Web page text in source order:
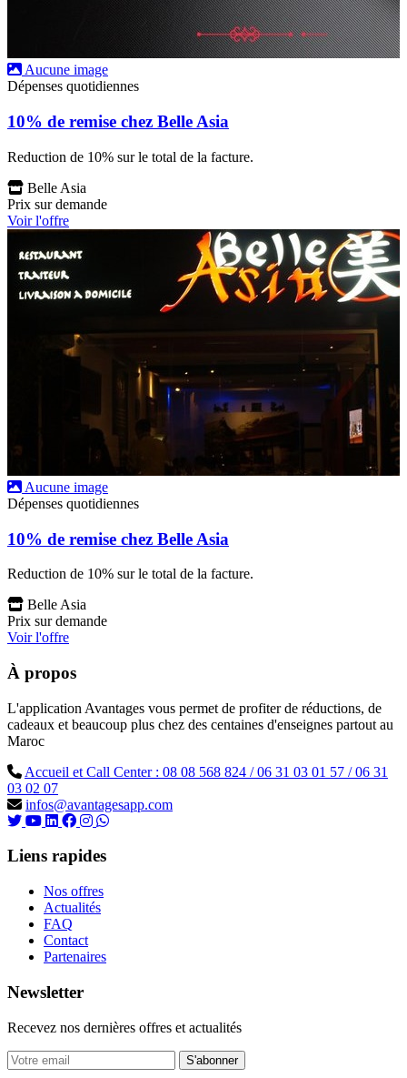
Aucune image
Dépenses quotidiennes
10% de remise chez Belle Asia
Reduction de 10% sur le total de la facture.
Belle Asia
Prix sur demande
Voir l'offre
Aucune image
Dépenses quotidiennes
10% de remise chez Belle Asia
Reduction de 10% sur le total de la facture.
Belle Asia
Prix sur demande
Voir l'offre
À propos
L'application Avantages vous permet de profiter de réductions, de
cadeaux et beaucoup plus chez des centaines d'enseignes partout au
Maroc
Accueil et Call Center : 08 08 568 824 / 06 31 03 01 57 / 06 31
03 02 07
infos@avantagesapp.com
Liens rapides
Nos offres
Actualités
FAQ
Contact
Partenaires
Newsletter
Recevez nos dernières offres et actualités
S'abonner